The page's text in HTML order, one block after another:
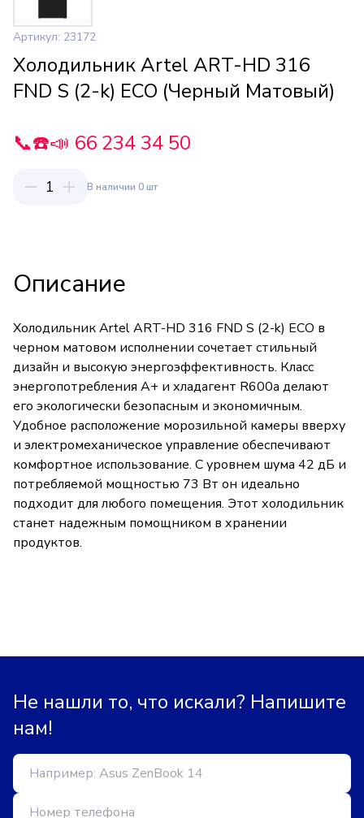
Артикул: 23172
Холодильник Artel ART-HD 316
FND S (2-k) ECO (Черный Матовый)
📞☎️📣 66 234 34 50
1 В наличии 0 шт
Описание
Холодильник Artel ART-HD 316 FND S (2-k) ECO в
черном матовом исполнении сочетает стильный
дизайн и высокую энергоэффективность. Класс
энергопотребления А+ и хладагент R600a делают
его экологически безопасным и экономичным.
Удобное расположение морозильной камеры вверху
и электромеханическое управление обеспечивают
комфортное использование. С уровнем шума 42 дБ и
потребляемой мощностью 73 Вт он идеально
подходит для любого помещения. Этот холодильник
станет надежным помощником в хранении
продуктов.
Не нашли то, что искали? Напишите
нам!